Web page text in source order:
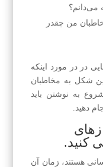
می‌دانم؟
من چقدر
در در مورد اینکه
شکل به مخاطبان
به نوشتن باید
دهید.
کنید.
هستند، زمان آن